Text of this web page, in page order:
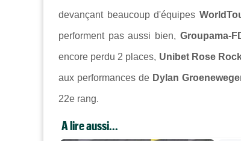
devançant beaucoup d'équipes
performent pas aussi bien, Groupama-
encore perdu 2 places, Unibet Rose
aux performances de Dylan
22e rang.
A lire aussi...